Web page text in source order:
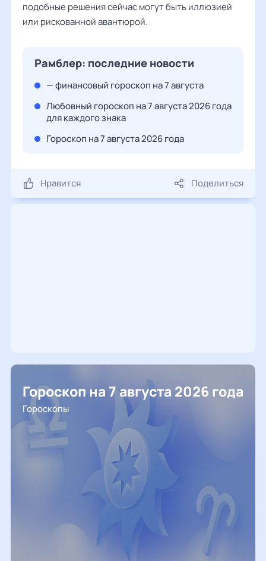
подобные решения сейчас могут быть иллюзией
или рискованной авантюрой.
Рамблер: последние новости
— финансовый гороскоп на 7 августа
Любовный гороскоп на 7 августа 2026 года
для каждого знака
Гороскоп на 7 августа 2026 года
Нравится Поделиться
Гороскоп на 7 августа 2026 года
Гороскопы